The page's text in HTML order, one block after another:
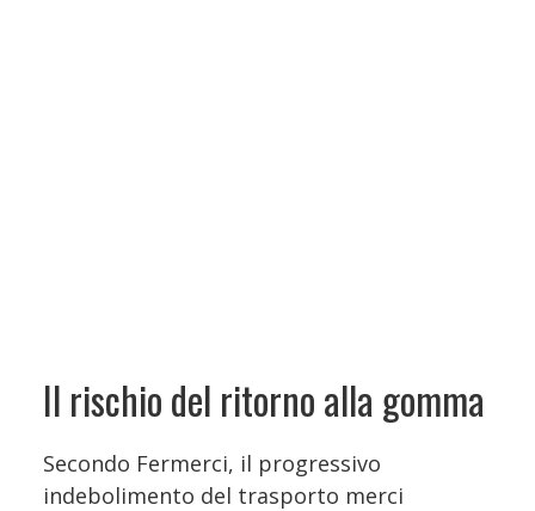
Il rischio del ritorno alla gomma
Secondo Fermerci, il progressivo
indebolimento del trasporto merci